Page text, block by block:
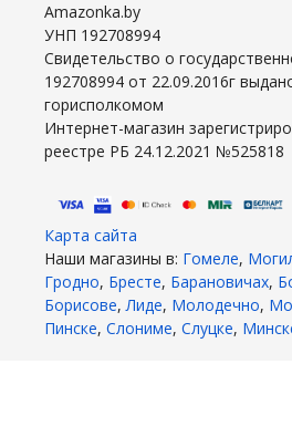
Amazonka.by
УНП 192708994
Свидетельство о
192708994 от 22.09.2016г
горисполкомом
Интернет-магазин
реестре РБ 24.12.2021 №525818
Карта сайта
Наши магазины в: Гомеле,
Гродно, Бресте, Барановичах,
Борисове,Лиде, Молодечно,
Пинске, Слониме, Слуцке,